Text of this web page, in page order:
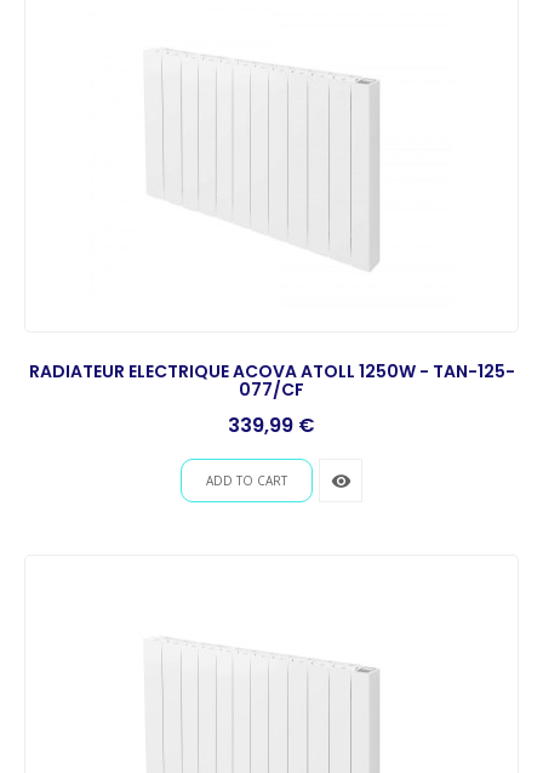
RADIATEUR ELECTRIQUE ACOVA ATOLL 1250W - TAN-125-
077/CF
Prix
339,99 €
ADD TO CART remove_red_eye